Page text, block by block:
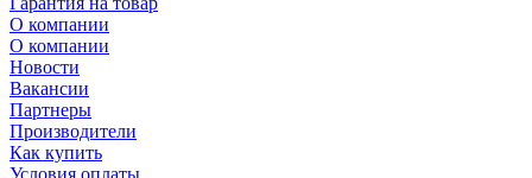
О компании
О компании
Новости
Вакансии
Партнеры
Производители
Как купить
Условия оплаты